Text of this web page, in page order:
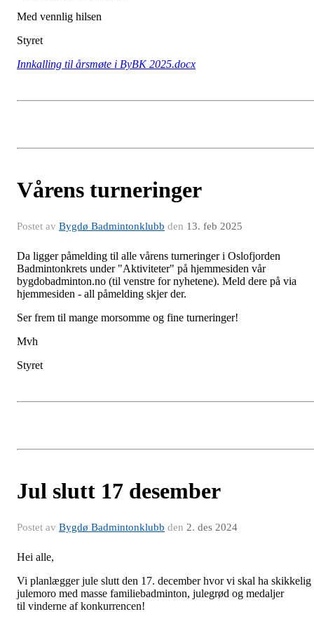
Med vennlig hilsen
Styret
Innkalling til årsmøte i ByBK 2025.docx
Vårens turneringer
Postet av Bygdø Badmintonklubb den 13. feb 2025
Da ligger påmelding til alle vårens turneringer i Oslofjorden
Badmintonkrets under "Aktiviteter" på hjemmesiden vår
bygdobadminton.no (til venstre for nyhetene). Meld dere på via
hjemmesiden - all påmelding skjer der.
Ser frem til mange morsomme og fine turneringer!
Mvh
Styret
Jul slutt 17 desember
Postet av Bygdø Badmintonklubb den 2. des 2024
Hei alle,
Vi planlæggerjule slutt den 17. december hvor vi skal ha skikkelig
julemoro med masse familiebadminton, julegrød og medaljer
til vinderne af konkurrencen!